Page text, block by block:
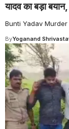
यादव का बड़ा
Bunti Yadav Murder
ByYoganand